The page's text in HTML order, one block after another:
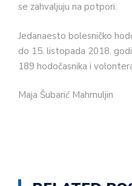
se zahvaljuju na potpori.
Jedanaesto bolesničko
do 15. listopada 2018.
189 hodočasnika i
Maja Šubarić Mahmuljin